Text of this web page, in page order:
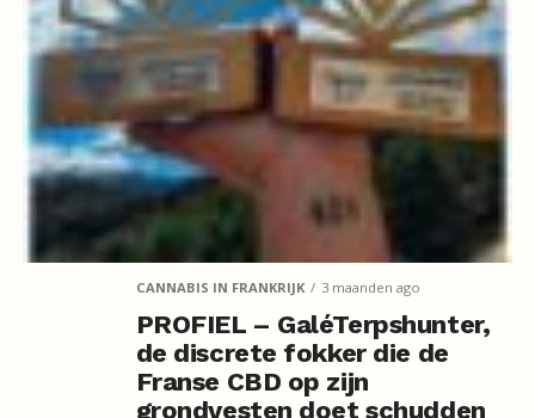
CANNABIS IN FRANKRIJK 3 maanden ago
PROFIEL – GaléTerpshunter,
de discrete fokker die de
Franse CBD op zijn
grondvesten doet schudden